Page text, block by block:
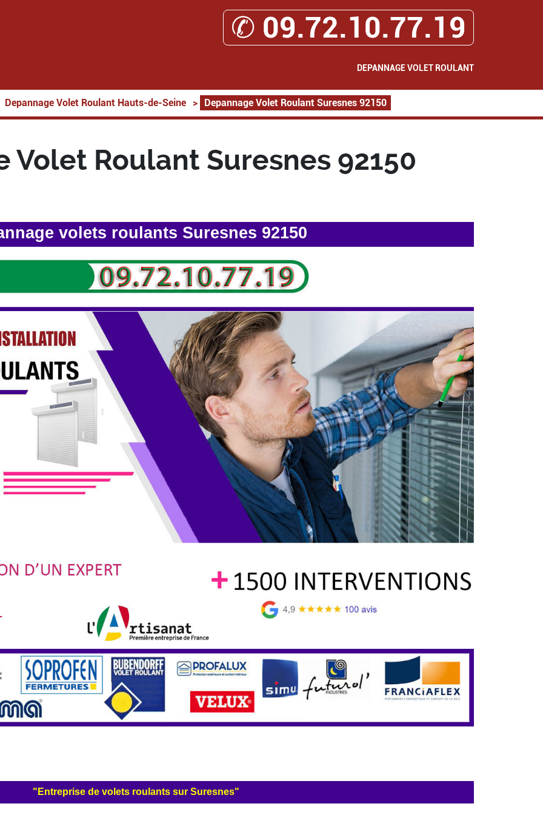
✆ 09.72.10.77.19
DEPANNAGE VOLET ROULANT
Depannage Volet Roulant Hauts-de-Seine > Depannage Volet Roulant Suresnes 92150
Volet Roulant Suresnes 92150
volets roulants Suresnes 92150
"Entreprise de volets roulants sur Suresnes"